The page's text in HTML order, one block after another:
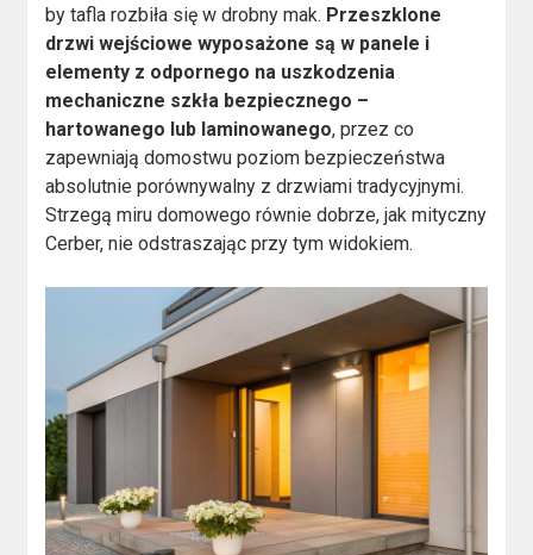
by tafla rozbiła się w drobny mak. Przeszklone
drzwi wejściowe wyposażone są w panele i
elementy z odpornego na uszkodzenia
mechaniczne szkła bezpiecznego –
hartowanego lub laminowanego, przez co
zapewniają domostwu poziom bezpieczeństwa
absolutnie porównywalny z drzwiami tradycyjnymi.
Strzegą miru domowego równie dobrze, jak mityczny
Cerber, nie odstraszając przy tym widokiem.